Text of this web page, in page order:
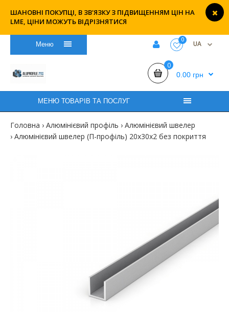
ШАНОВНІ ПОКУПЦІ, В ЗВ'ЯЗКУ З ПІДВИЩЕННЯМ ЦІН НА
LME, ЦІНИ МОЖУТЬ ВІДРІЗНЯТИСЯ
Меню
0 UA
0
0.00 грн
МЕНЮ ТОВАРІВ ТА ПОСЛУГ
Головна Алюмінієвий профіль
Алюмінієвий швелер
Алюмінієвий швелер (П-профіль) 20х30х2 без покриття